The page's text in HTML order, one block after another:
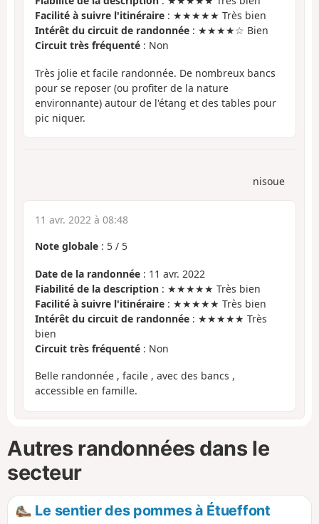
Facilité à suivre l'itinéraire : ★★★★★ Très bien
Intérêt du circuit de randonnée : ★★★★☆ Bien
Circuit très fréquenté : Non
Très jolie et facile randonnée. De nombreux bancs
pour se reposer (ou profiter de la nature
environnante) autour de l'étang et des tables pour
pic niquer.
nisoue
11 avr. 2022 à 08:48
Note globale : 5 / 5
Date de la randonnée : 11 avr. 2022
Fiabilité de la description : ★★★★★ Très bien
Facilité à suivre l'itinéraire : ★★★★★ Très bien
Intérêt du circuit de randonnée : ★★★★★ Très
bien
Circuit très fréquenté : Non
Belle randonnée , facile , avec des bancs ,
accessible en famille.
Autres randonnées dans le
secteur
Le sentier des pommes à Étueffont